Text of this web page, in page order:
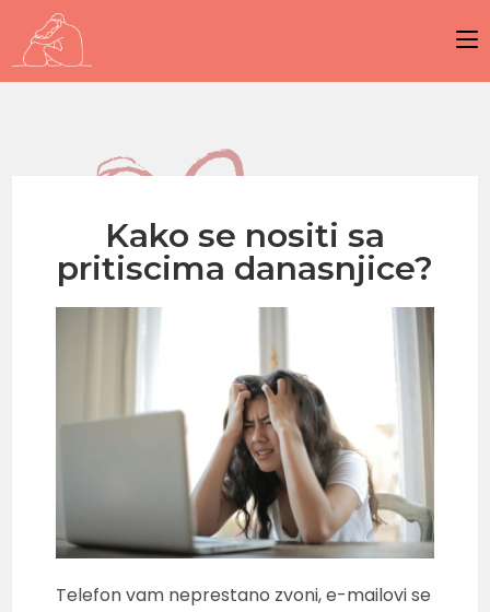
Kako se nositi sa
pritiscima danasnjice?
Telefon vam neprestano zvoni, e-mailovi se